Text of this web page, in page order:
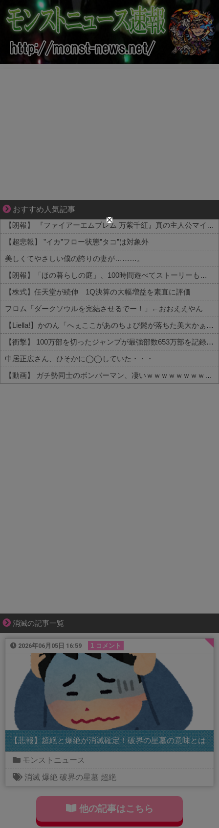
おすすめ人気記事
成長の先で気づいた想い、不器用な大人の恋
【朗報】 『ファイアーエムブレム 万紫千紅』真の主人公マイユニはキャラメイクが可能
【超悲報】 ”イカ”フロー状態”タコ”は対象外
美しくてやさしい僕の誇りの妻が………。
【朗報】「ほの暮らしの庭」、100時間遊べてストーリーも面白いスタバレの上位互換だとまじで好評
【株式】任天堂が続伸 1Q決算の大幅増益を素直に評価
フロム「ダークソウルを完結させるでー！」←おおええやん
【Liella!】かのん「へぇここがあのちょび髭が落ちた美大かぁ」【ラブライブ！スーパースター!!】
【衝撃】 100万部を切ったジャンプが最強部数653万部を記録した時の週刊少年ジャンプの面子がヤバすぎる
中居正広さん、ひそかに◯◯していた・・・
【動画】 ガチ勢同士のボンバーマン、凄いｗｗｗｗｗｗｗｗｗｗｗｗ
消滅の記事一覧
2026年06月05日 16:59 1 コメント
【悲報】超絶と爆絶が消滅確定！破界の星墓の意味とは
モンストニュース
消滅 爆絶 破界の星墓 超絶
他の記事はこちら